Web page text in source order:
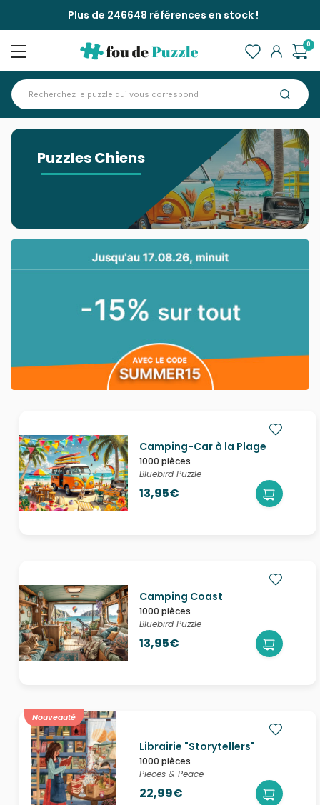
Plus de 246648 références en stock !
0
Puzzles Chiens
Camping-Car à la Plage
1000 pièces
Bluebird Puzzle
13,95€
Camping Coast
1000 pièces
Bluebird Puzzle
13,95€
Nouveauté
Librairie "Storytellers"
1000 pièces
Pieces & Peace
22,99€